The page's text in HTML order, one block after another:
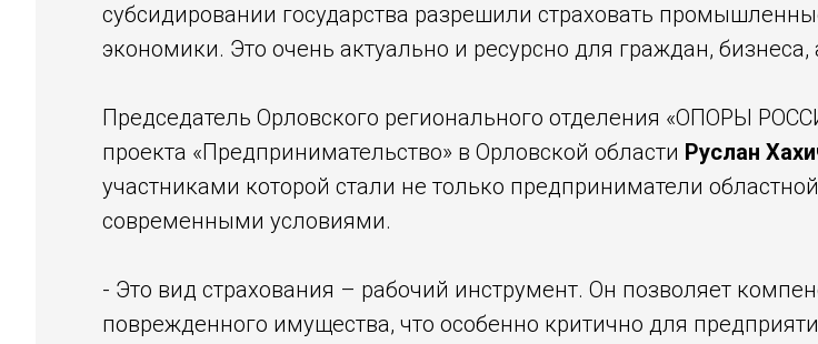
субсидировании государства разрешили страховать
экономики. Это очень актуально и ресурсно для граждан,
Председатель Орловского регионального отделения «ОПОРЫ
проекта «Предпринимательство» в Орловской области Руслан
участниками которой стали не только предприниматели
современными условиями.
- Это вид страхования – рабочий инструмент. Он позволяет
поврежденного имущества, что особенно критично для